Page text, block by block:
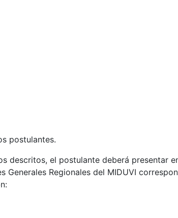
postulantes.
descritos, el postulante deberá presentar
Generales Regionales del MIDUVI